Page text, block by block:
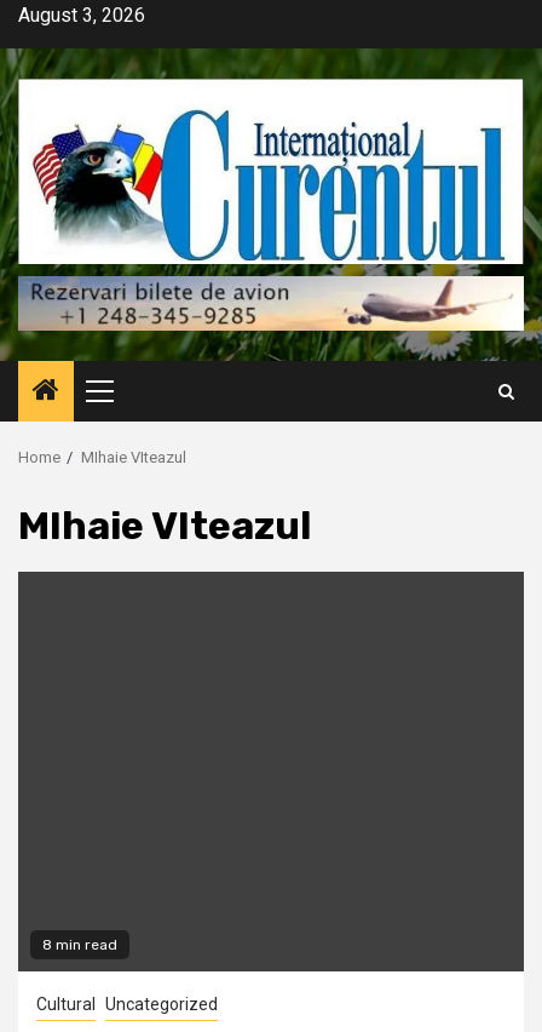
Skip
content
August 3, 2026
Primary
Menu
Home MIhaie VIteazul
MIhaie VIteazul
8 min read
Cultural Uncategorized